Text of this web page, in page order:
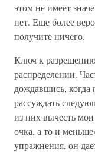
этом не имеет
нет. Еще более
получите ничего.
Ключ к
распределении.
дождавшись, когда
рассуждать
из них вычесть
очка, а то и
упражнения, он